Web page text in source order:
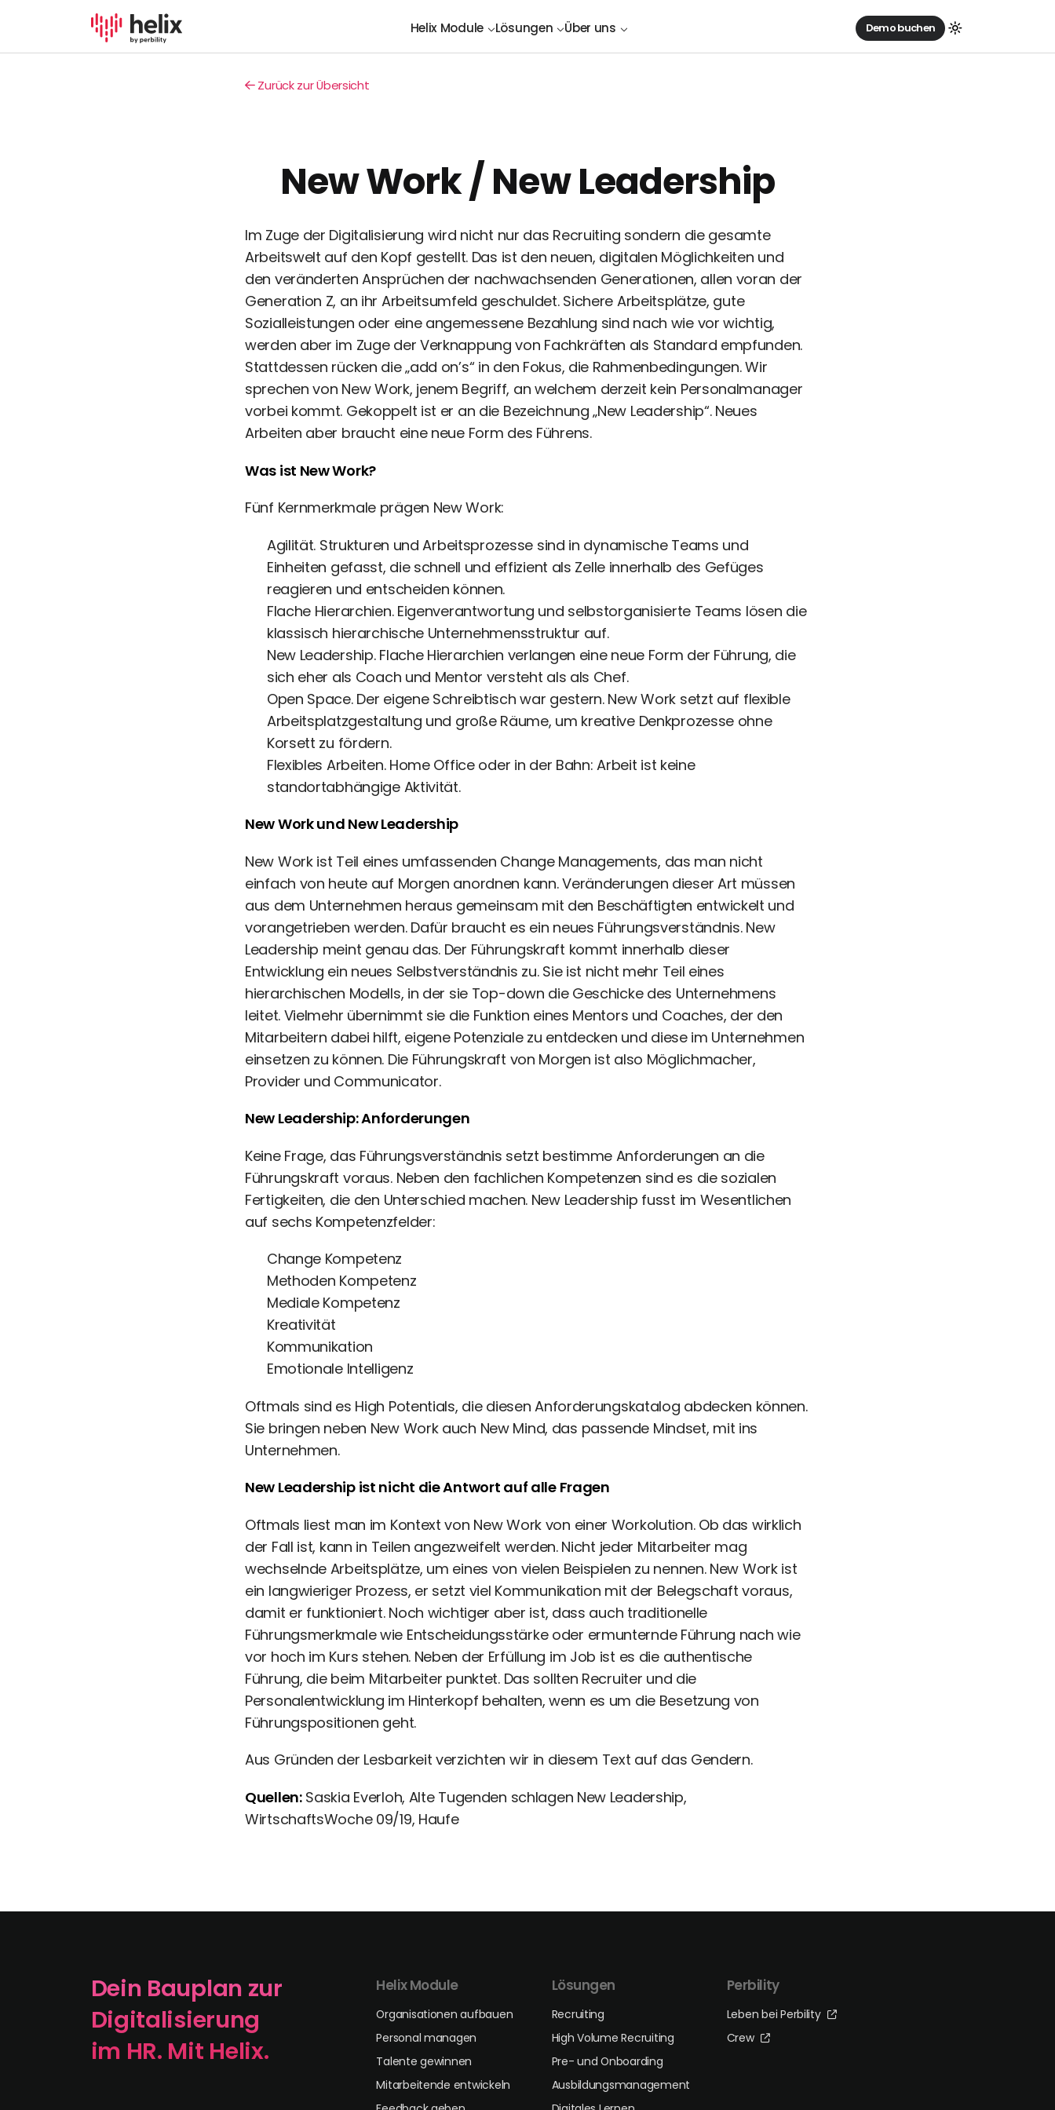
Demo buchen
Helix Module Lösungen Über uns
Zurück zur Übersicht
New Work / New Leadership
Im Zuge der Digitalisierung wird nicht nur das Recruiting sondern die gesamte
Arbeitswelt auf den Kopf gestellt. Das ist den neuen, digitalen Möglichkeiten und
den veränderten Ansprüchen der nachwachsenden Generationen, allen voran der
Generation Z, an ihr Arbeitsumfeld geschuldet. Sichere Arbeitsplätze, gute
Sozialleistungen oder eine angemessene Bezahlung sind nach wie vor wichtig,
werden aber im Zuge der Verknappung von Fachkräften als Standard empfunden.
Stattdessen rücken die „add on’s“ in den Fokus, die Rahmenbedingungen. Wir
sprechen von New Work, jenem Begriff, an welchem derzeit kein Personalmanager
vorbei kommt. Gekoppelt ist er an die Bezeichnung „New Leadership“. Neues
Arbeiten aber braucht eine neue Form des Führens.
Was ist New Work?
Fünf Kernmerkmale prägen New Work:
Agilität. Strukturen und Arbeitsprozesse sind in dynamische Teams und
Einheiten gefasst, die schnell und effizient als Zelle innerhalb des Gefüges
reagieren und entscheiden können.
Flache Hierarchien. Eigenverantwortung und selbstorganisierte Teams lösen die
klassisch hierarchische Unternehmensstruktur auf.
New Leadership. Flache Hierarchien verlangen eine neue Form der Führung, die
sich eher als Coach und Mentor versteht als als Chef.
Open Space. Der eigene Schreibtisch war gestern. New Work setzt auf flexible
Arbeitsplatzgestaltung und große Räume, um kreative Denkprozesse ohne
Korsett zu fördern.
Flexibles Arbeiten. Home Office oder in der Bahn: Arbeit ist keine
standortabhängige Aktivität.
New Work und New Leadership
New Work ist Teil eines umfassenden Change Managements, das man nicht
einfach von heute auf Morgen anordnen kann. Veränderungen dieser Art müssen
aus dem Unternehmen heraus gemeinsam mit den Beschäftigten entwickelt und
vorangetrieben werden. Dafür braucht es ein neues Führungsverständnis. New
Leadership meint genau das. Der Führungskraft kommt innerhalb dieser
Entwicklung ein neues Selbstverständnis zu. Sie ist nicht mehr Teil eines
hierarchischen Modells, in der sie Top-down die Geschicke des Unternehmens
leitet. Vielmehr übernimmt sie die Funktion eines Mentors und Coaches, der den
Mitarbeitern dabei hilft, eigene Potenziale zu entdecken und diese im Unternehmen
einsetzen zu können. Die Führungskraft von Morgen ist also Möglichmacher,
Provider und Communicator.
New Leadership: Anforderungen
Keine Frage, das Führungsverständnis setzt bestimme Anforderungen an die
Führungskraft voraus. Neben den fachlichen Kompetenzen sind es die sozialen
Fertigkeiten, die den Unterschied machen. New Leadership fusst im Wesentlichen
auf sechs Kompetenzfelder:
Change Kompetenz
Methoden Kompetenz
Mediale Kompetenz
Kreativität
Kommunikation
Emotionale Intelligenz
Oftmals sind es High Potentials, die diesen Anforderungskatalog abdecken können.
Sie bringen neben New Work auch New Mind, das passende Mindset, mit ins
Unternehmen.
New Leadership ist nicht die Antwort auf alle Fragen
Oftmals liest man im Kontext von New Work von einer Workolution. Ob das wirklich
der Fall ist, kann in Teilen angezweifelt werden. Nicht jeder Mitarbeiter mag
wechselnde Arbeitsplätze, um eines von vielen Beispielen zu nennen. New Work ist
ein langwieriger Prozess, er setzt viel Kommunikation mit der Belegschaft voraus,
damit er funktioniert. Noch wichtiger aber ist, dass auch traditionelle
Führungsmerkmale wie Entscheidungsstärke oder ermunternde Führung nach wie
vor hoch im Kurs stehen. Neben der Erfüllung im Job ist es die authentische
Führung, die beim Mitarbeiter punktet. Das sollten Recruiter und die
Personalentwicklung im Hinterkopf behalten, wenn es um die Besetzung von
Führungspositionen geht.
Aus Gründen der Lesbarkeit verzichten wir in diesem Text auf das Gendern.
Quellen:Saskia Everloh, Alte Tugenden schlagen New Leadership,
WirtschaftsWoche 09/19, Haufe
Dein Bauplan zur
Digitalisierung
im HR. Mit Helix.
Helix Module
Organisationen aufbauen
Personal managen
Talente gewinnen
Mitarbeitende entwickeln
Lösungen
Recruiting
High Volume Recruiting
Pre- und Onboarding
Ausbildungsmanagement
Perbility
Leben bei Perbility
Crew